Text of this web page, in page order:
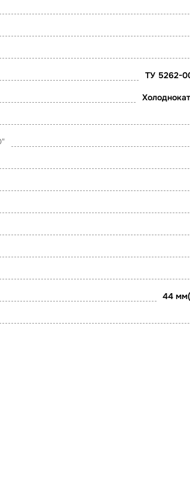
ТУ 5262-
44